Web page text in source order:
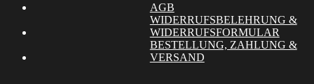
auf
der
Produktseite
gewählt
AGB
WIDERRUFSBELEHRUNG &
WIDERRUFSFORMULAR
BESTELLUNG, ZAHLUNG &
VERSAND